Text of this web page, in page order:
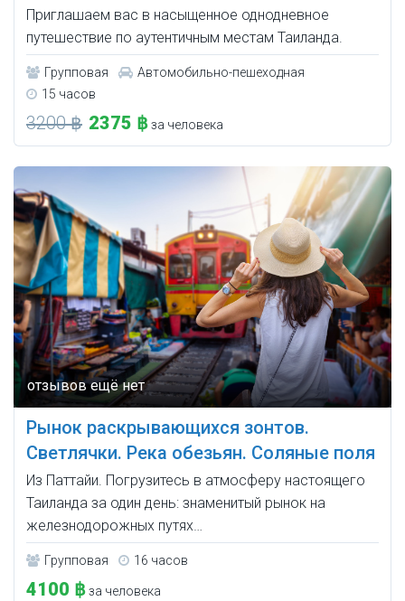
Приглашаем вас в насыщенное однодневное
путешествие по аутентичным местам Таиланда.
Групповая
Автомобильно-пешеходная
15 часов
3200 ฿ 2375 ฿за человека
Рынок раскрывающихся зонтов.
Светлячки. Река обезьян. Соляные поля
Из Паттайи. Погрузитесь в атмосферу настоящего
Таиланда за один день: знаменитый рынок на
железнодорожных путях…
Групповая 16 часов
4100 ฿за человека